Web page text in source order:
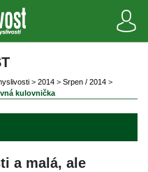
> 2014 > Srpen / 2014 >
kulovnička
a malá, ale